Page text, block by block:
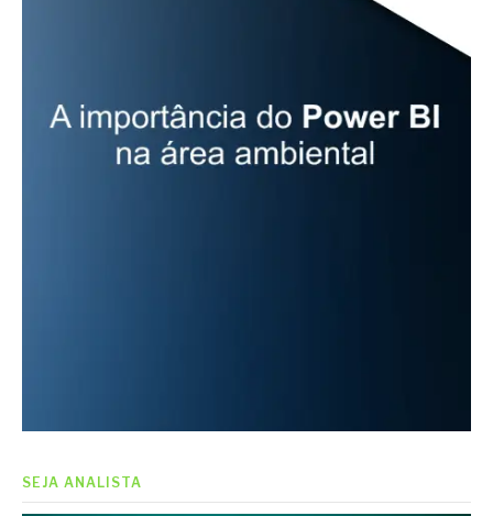
SEJA ANALISTA